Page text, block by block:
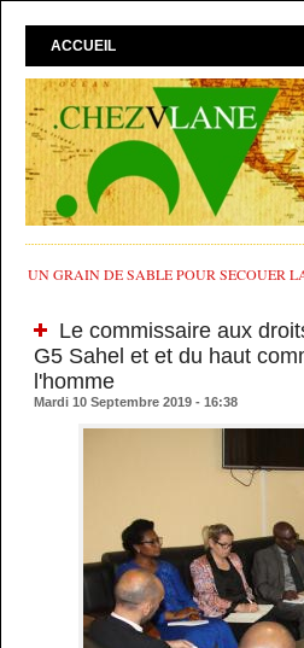
ACCUEIL
UN GRAIN DE SABLE POUR SECOUER
Le commissaire aux
G5 Sahel et et du haut
l'homme
Mardi 10 Septembre 2019 - 16:38